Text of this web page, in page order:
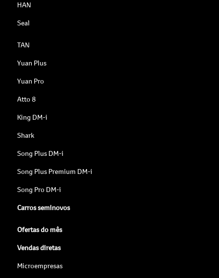
HAN
Seal
TAN
Yuan Plus
Yuan Pro
Atto 8
King DM-i
Shark
Song Plus DM-i
Song Plus Premium DM-i
Song Pro DM-i
Carros seminovos
Ofertas do mês
Vendas diretas
Microempresas